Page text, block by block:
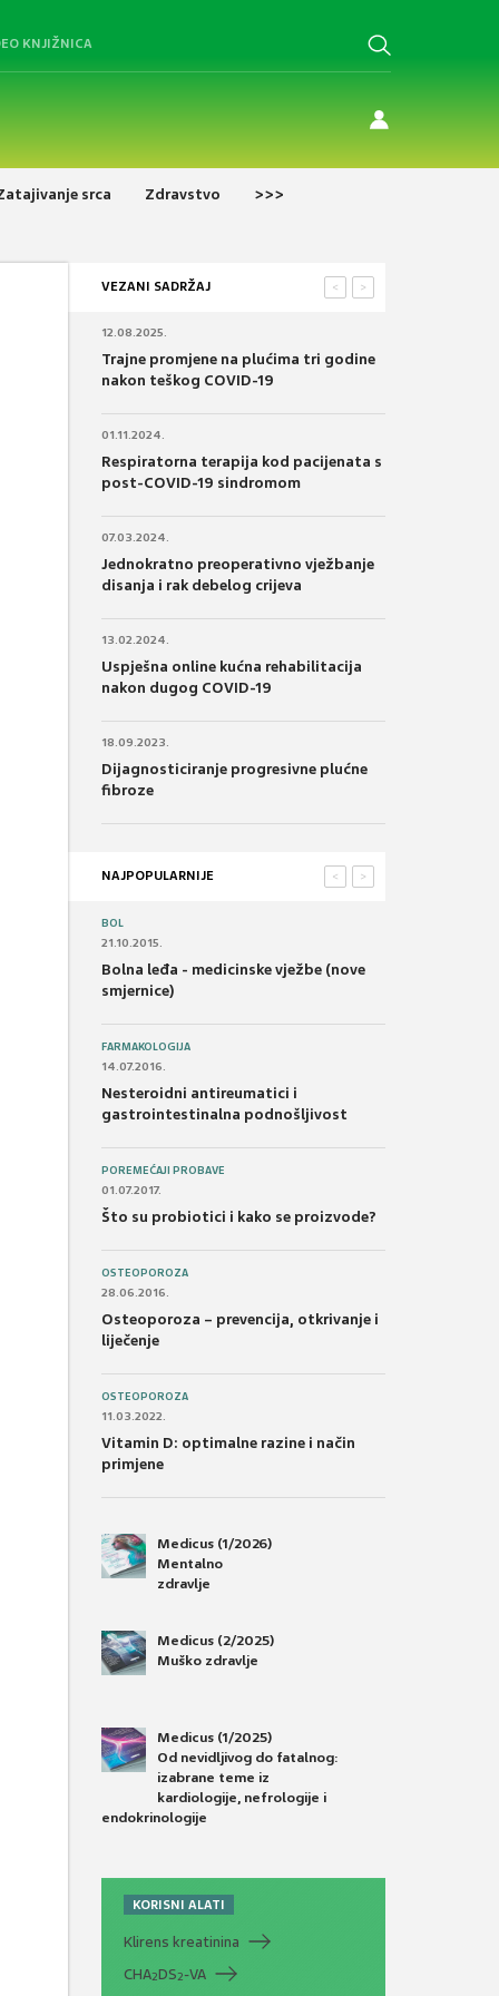
KNJIŽNICA
srca Zdravstvo >>>
VEZANI SADRŽAJ >
<
12.08.2025.
Trajne promjene na plućima tri godine
nakon teškog COVID-19
01.11.2024.
Respiratorna terapija kod pacijenata s
post-COVID-19 sindromom
07.03.2024.
Jednokratno preoperativno vježbanje
disanja i rak debelog crijeva
13.02.2024.
Uspješna online kućna rehabilitacija
nakon dugog COVID-19
18.09.2023.
Dijagnosticiranje progresivne plućne
fibroze
NAJPOPULARNIJE >
<
BOL
21.10.2015.
Bolna leđa - medicinske vježbe (nove
smjernice)
FARMAKOLOGIJA
14.07.2016.
Nesteroidni antireumatici i
gastrointestinalna podnošljivost
POREMEĆAJI PROBAVE
01.07.2017.
Što su probiotici i kako se proizvode?
OSTEOPOROZA
28.06.2016.
Osteoporoza – prevencija, otkrivanje i
liječenje
OSTEOPOROZA
11.03.2022.
Vitamin D: optimalne razine i način
primjene
Medicus (1/2026)
Mentalno
zdravlje
Medicus (2/2025)
Muško zdravlje
Medicus (1/2025)
Od nevidljivog do fatalnog:
izabrane teme iz
kardiologije, nefrologije i
endokrinologije
KORISNI ALATI
Klirens kreatinina
CHA2DS2-VA